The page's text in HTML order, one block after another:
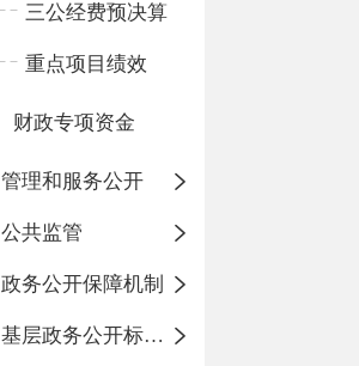
三公经费预决算
重点项目绩效
财政专项资金
管理和服务公开
公共监管
政务公开保障机制
基层政务公开标准化目录